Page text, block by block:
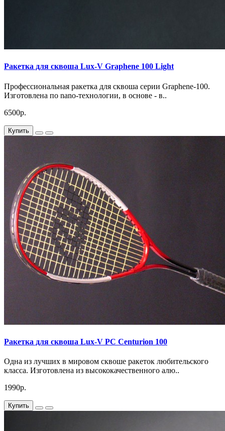
Ракетка для сквоша Lux-V Graphene 100 Light
Профессиональная ракетка для сквоша серии Graphene-100.
Изготовлена по nano-технологии, в основе - в..
6500р.
Купить
Ракетка для сквоша Lux-V PC Centurion 100
Одна из лучших в мировом сквоше ракеток любительского
класса. Изготовлена из высококачественного алю..
1990р.
Купить